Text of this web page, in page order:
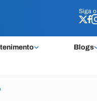
Siga o
Blogs
Siga o